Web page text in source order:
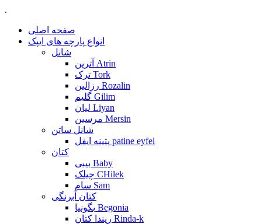
.
صفحه اصلی
انواع پارچه های ایپک
شانل
آترین Atrin
ترک Tork
رزالین Rozalin
گلیم Gilim
لیان Liyan
مرسین Mersin
شانل ساتن
پتینه ایفل patine eyfel
کتان
بیبی Baby
چیلک CHilek
سام Sam
کتان آبرنگی
بگونیا Begonia
ریندا کتان Rinda-k